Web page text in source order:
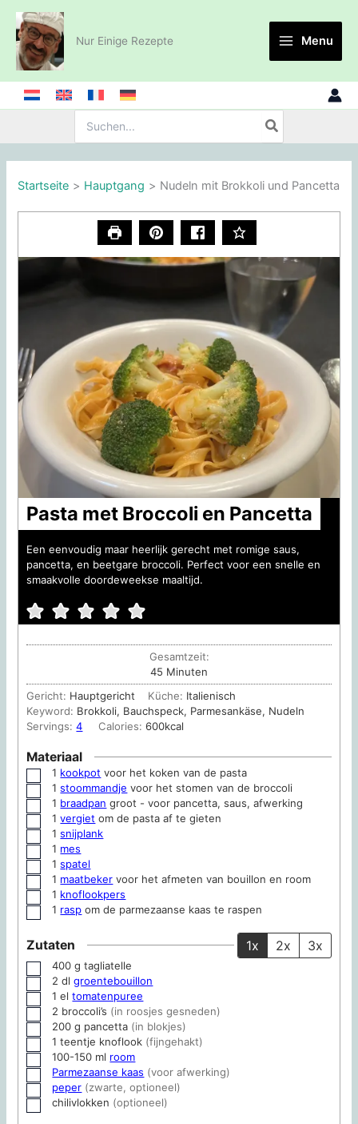
Zum
Inhalt
springen
Nur Einige Rezepte Menu
nach:
Startseite Hauptgang Nudeln mit Brokkoli und Pancetta
Pasta met Broccoli en Pancetta
Een eenvoudig maar heerlijk gerecht met romige saus,
pancetta, en beetgare broccoli. Perfect voor een snelle en
smaakvolle doordeweekse maaltijd.
Gesamtzeit:
45 Minuten
Minuten
Gericht: Hauptgericht Küche: Italienisch
Keyword: Brokkoli, Bauchspeck, Parmesankäse, Nudeln
Servings:4 Calories:600kcal
Materiaal
▢
1 kookpot voor het koken van de pasta
▢
1stoommandje voor het stomen van de broccoli
▢
1 braadpan groot - voor pancetta, saus, afwerking
▢
1vergiet om de pasta af te gieten
▢
1snijplank
▢
1 mes
▢
1spatel
▢
1 maatbeker voor het afmeten van bouillon en room
▢
1 knoflookpers
▢
1 rasp om de parmezaanse kaas te raspen
Zutaten 1x 2x 3x
▢
400 g tagliatelle
▢
2 dl groentebouillon
▢
1 el tomatenpuree
▢
2 broccoli’s (in roosjes gesneden)
▢
200 g pancetta (in blokjes)
▢
1 teentje knoflook (fijngehakt)
▢
100-150 ml room
▢
Parmezaanse kaas (voor afwerking)
▢
peper (zwarte, optioneel)
▢
chilivlokken (optioneel)